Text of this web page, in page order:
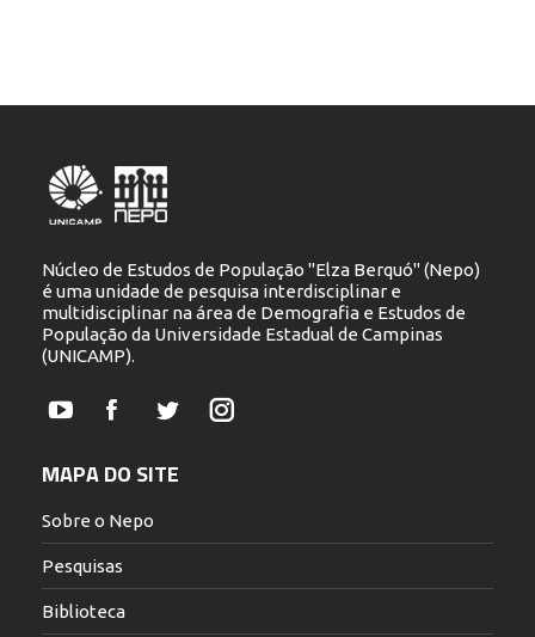
Núcleo de Estudos de População "Elza Berquó" (Nepo)
é uma unidade de pesquisa interdisciplinar e
multidisciplinar na área de Demografia e Estudos de
População da Universidade Estadual de Campinas
(UNICAMP).
YouTubeFacebookTwitterInstagram
MAPA DO SITE
Sobre o Nepo
Pesquisas
Biblioteca